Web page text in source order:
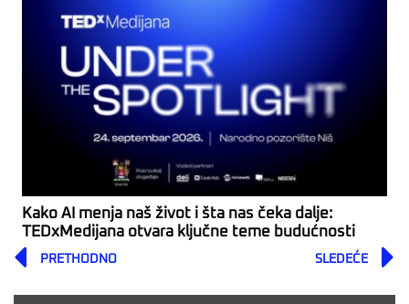
Kako AI menja naš život i šta nas čeka dalje:
TEDxMedijana otvara ključne teme budućnosti
Prev
PRETHODNO SLEDEĆE